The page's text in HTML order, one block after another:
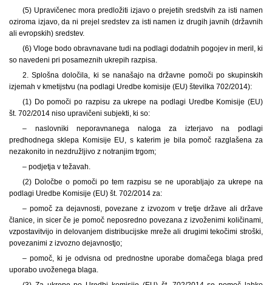
(5) Upravičenec mora predložiti izjavo o prejetih sredstvih za isti namen
oziroma izjavo, da ni prejel sredstev za isti namen iz drugih javnih (državnih
ali evropskih) sredstev.
(6) Vloge bodo obravnavane tudi na podlagi dodatnih pogojev in meril, ki
so navedeni pri posameznih ukrepih razpisa.
2. Splošna določila, ki se nanašajo na državne pomoči po skupinskih
izjemah v kmetijstvu (na podlagi Uredbe komisije (EU) številka 702/2014):
(1) Do pomoči po razpisu za ukrepe na podlagi Uredbe Komisije (EU)
št. 702/2014 niso upravičeni subjekti, ki so:
– naslovniki neporavnanega naloga za izterjavo na podlagi
predhodnega sklepa Komisije EU, s katerim je bila pomoč razglašena za
nezakonito in nezdružljivo z notranjim trgom;
– podjetja v težavah.
(2) Določbe o pomoči po tem razpisu se ne uporabljajo za ukrepe na
podlagi Uredbe Komisije (EU) št. 702/2014 za:
– pomoč za dejavnosti, povezane z izvozom v tretje države ali države
članice, in sicer če je pomoč neposredno povezana z izvoženimi količinami,
vzpostavitvijo in delovanjem distribucijske mreže ali drugimi tekočimi stroški,
povezanimi z izvozno dejavnostjo;
– pomoč, ki je odvisna od prednostne uporabe domačega blaga pred
uporabo uvoženega blaga.